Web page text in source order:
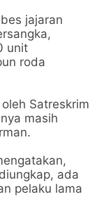
jajaran
unit
roda
Satreskrim
masih
ada
pelaku lama